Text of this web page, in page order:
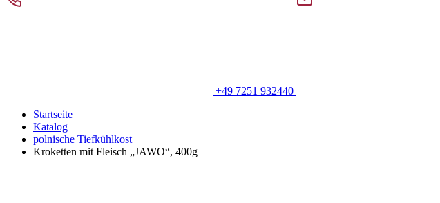
+49 7251 932440
Startseite
Katalog
polnische Tiefkühlkost
Kroketten mit Fleisch „JAWO“, 400g